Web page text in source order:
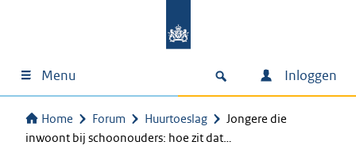
Menu Inloggen
Home Forum Huurtoeslag
Jongere die
inwoont bij schoonouders: hoe zit dat…